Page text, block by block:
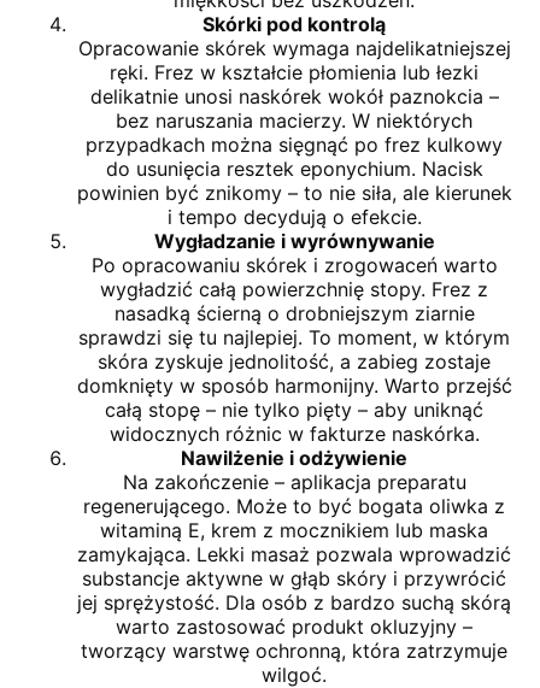
Skórki pod kontrolą
Opracowanie skórek wymaga najdelikatniejszej
ręki. Frez w kształcie płomienia lub łezki
delikatnie unosi naskórek wokół paznokcia –
bez naruszania macierzy. W niektórych
przypadkach można sięgnąć po frez kulkowy
do usunięcia resztek eponychium. Nacisk
powinien być znikomy – to nie siła, ale kierunek
i tempo decydują o efekcie.
Wygładzanie i wyrównywanie
Po opracowaniu skórek i zrogowaceń warto
wygładzić całą powierzchnię stopy. Frez z
nasadką ścierną o drobniejszym ziarnie
sprawdzi się tu najlepiej. To moment, w którym
skóra zyskuje jednolitość, a zabieg zostaje
domknięty w sposób harmonijny. Warto przejść
całą stopę – nie tylko pięty – aby uniknąć
widocznych różnic w fakturze naskórka.
Nawilżenie i odżywienie
Na zakończenie – aplikacja preparatu
regenerującego. Może to być bogata oliwka z
witaminą E, krem z mocznikiem lub maska
zamykająca. Lekki masaż pozwala wprowadzić
substancje aktywne w głąb skóry i przywrócić
jej sprężystość. Dla osób z bardzo suchą skórą
warto zastosować produkt okluzyjny –
tworzący warstwę ochronną, która zatrzymuje
wilgoć.